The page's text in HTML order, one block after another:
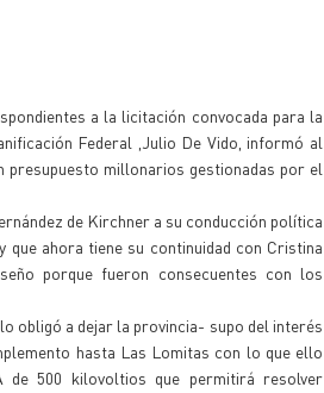
a la licitación convocada para la
Federal ,Julio De Vido, informó al
presupuesto millonarios gestionadas por el
de Kirchner a su conducción política
ahora tiene su continuidad con Cristina
porque fueron consecuentes con los
obligó a dejar la provincia- supo del interés
hasta Las Lomitas con lo que ello
500 kilovoltios que permitirá resolver